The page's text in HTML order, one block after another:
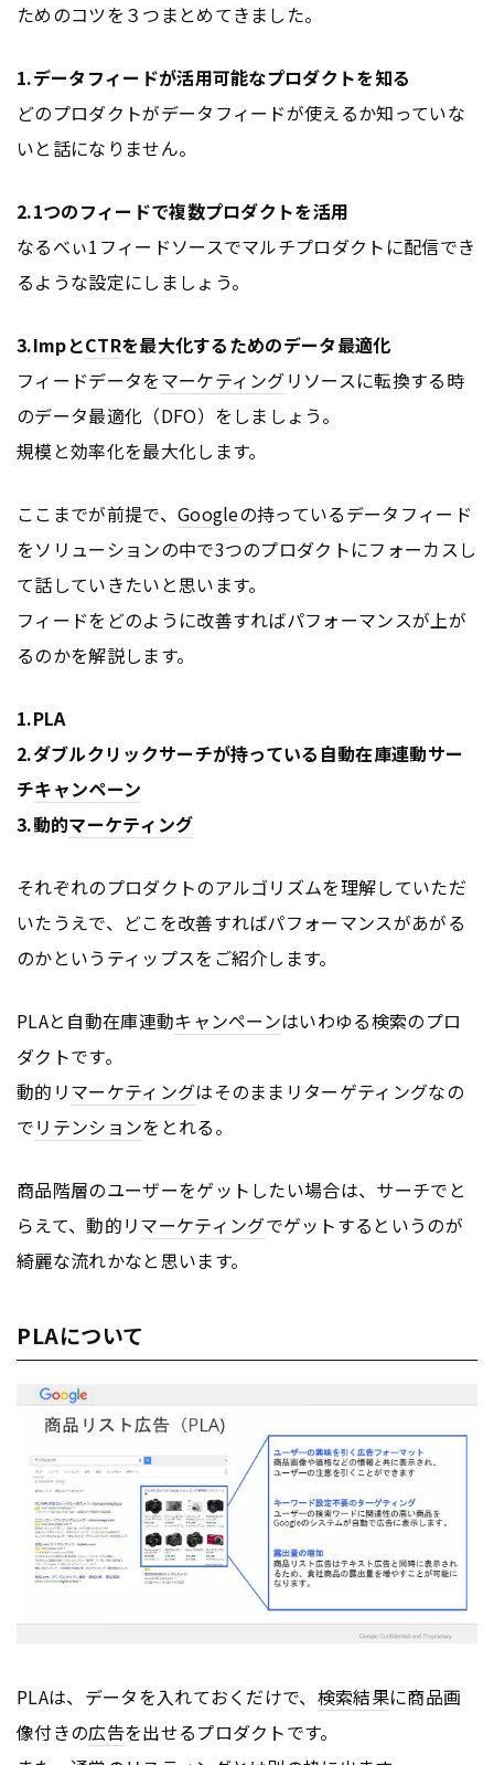
ためのコツを３つまとめてきました。
1.データフィードが活用可能なプロダクトを知る
どのプロダクトがデータフィードが使えるか知っていな
いと話になりません。
2.1つのフィードで複数プロダクトを活用
なるべぃ1フィードソースでマルチプロダクトに配信でき
るような設定にしましょう。
3.ImpとCTRを最大化するためのデータ最適化
フィードデータをマーケティングリソースに転換する時
のデータ最適化（DFO）をしましょう。
規模と効率化を最大化します。
ここまでが前提で、 Googleの持っているデータフィード
をソリューションの中で3つのプロダクトにフォーカスし
て話していきたいと思います。
フィードをどのように改善すればパフォーマンスが上が
るのかを解説します。
1.PLA
2.ダブルクリックサーチが持っている自動在庫連動サー
チキャンペーン
3.動的マーケティング
それぞれのプロダクトのアルゴリズムを理解していただ
いたうえで、どこを改善すればパフォーマンスがあがる
のかというティップスをご紹介します。
PLAと自動在庫連動キャンペーンはいわゆる検索のプロ
ダクトです。
動的リマーケティングはそのままリターゲティングなの
でリテンションをとれる。
商品階層のユーザーをゲットしたい場合は、サーチでと
らえて、動的リマーケティングでゲットするというのが
綺麗な流れかなと思います。
PLAについて
PLAは、データを入れておくだけで、 検索結果に商品画
像付きの広告を出せるプロダクトです。